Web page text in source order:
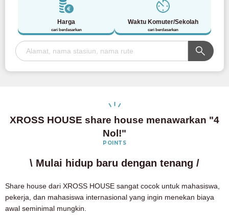
Harga
cari berdasarkan
Waktu Komuter/Sekolah
cari berdasarkan
XROSS HOUSE share house menawarkan "4
Nol!"
POINTS
\ Mulai hidup baru dengan tenang /
Share house dari XROSS HOUSE sangat cocok untuk mahasiswa,
pekerja, dan mahasiswa internasional yang ingin menekan biaya
awal seminimal mungkin.